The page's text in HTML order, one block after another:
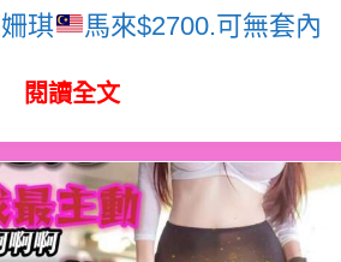
琪
馬來$2700.可無套內
閱讀全文